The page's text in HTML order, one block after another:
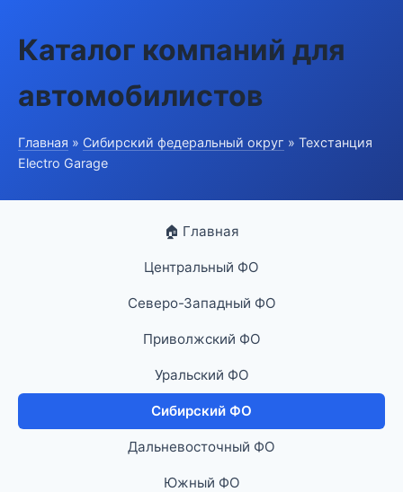
Каталог компаний для
автомобилистов
Главная » Сибирский федеральный округ » Техстанция
Electro Garage
🏠 Главная
Центральный ФО
Северо-Западный ФО
Приволжский ФО
Уральский ФО
Сибирский ФО
Дальневосточный ФО
Южный ФО